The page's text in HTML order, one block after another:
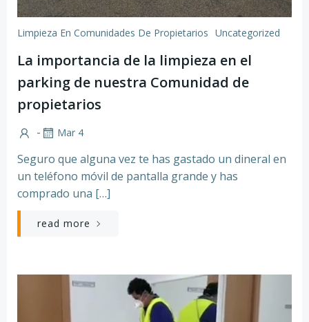
Limpieza En Comunidades De Propietarios Uncategorized
La importancia de la limpieza en el
parking de nuestra Comunidad de
propietarios
- Mar 4
Seguro que alguna vez te has gastado un dineral en
un teléfono móvil de pantalla grande y has
comprado una […]
read more